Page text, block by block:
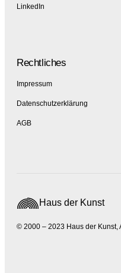
LinkedIn
Rechtliches
Impressum
Datenschutzerklärung
AGB
© 2000 – 2023 Haus der Kunst,
Haus der Kunst